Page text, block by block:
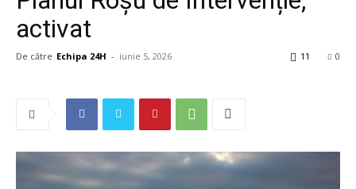
activat
De către Echipa 24H - iunie 5, 2026 0
11